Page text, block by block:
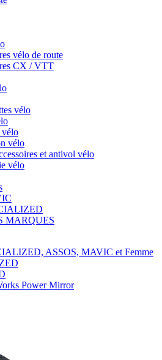
vélo de route
CX / VTT
vélo
vélo
vélo
et antivol vélo
vélo
MARQUES
ASSOS, MAVIC et Femme
Power Mirror